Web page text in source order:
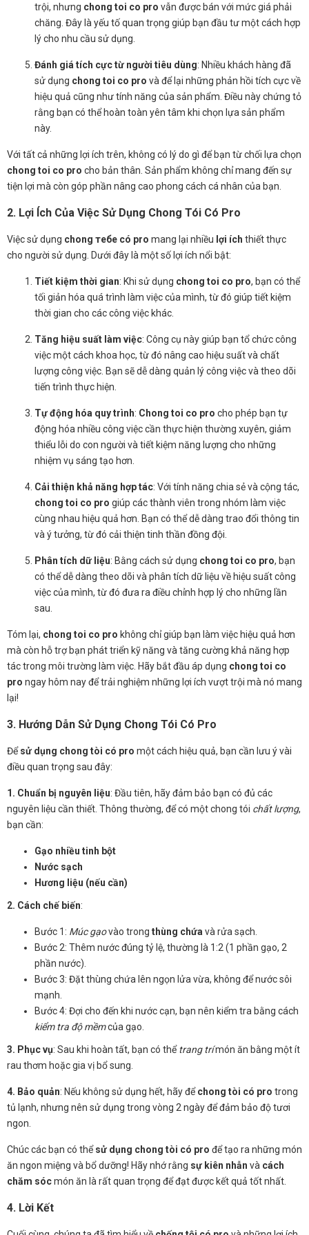
trội, nhưng chong toi co pro vẫn được bán với mức giá phải
chăng. Đây là yếu tố quan trọng giúp bạn đầu tư một cách hợp
lý cho nhu cầu sử dụng.
Đánh giá tích cực từ người tiêu dùng: Nhiều khách hàng đã
sử dụng chong toi co pro và để lại những phản hồi tích cực về
hiệu quả cũng như tính năng của sản phẩm. Điều này chứng tỏ
rằng bạn có thể hoàn toàn yên tâm khi chọn lựa sản phẩm
này.
Với tất cả những lợi ích trên, không có lý do gì để bạn từ chối lựa chọn
chong toi co pro cho bản thân. Sản phẩm không chỉ mang đến sự
tiện lợi mà còn góp phần nâng cao phong cách cá nhân của bạn.
2. Lợi Ích Của Việc Sử Dụng Chong Tói Có Pro
Việc sử dụng chong тебе có pro mang lại nhiều lợi ích thiết thực
cho người sử dụng. Dưới đây là một số lợi ích nổi bật:
Tiết kiệm thời gian: Khi sử dụng chong toi co pro, bạn có thể
tối giản hóa quá trình làm việc của mình, từ đó giúp tiết kiệm
thời gian cho các công việc khác.
Tăng hiệu suất làm việc: Công cụ này giúp bạn tổ chức công
việc một cách khoa học, từ đó nâng cao hiệu suất và chất
lượng công việc. Bạn sẽ dễ dàng quản lý công việc và theo dõi
tiến trình thực hiện.
Tự động hóa quy trình: Chong toi co pro cho phép bạn tự
động hóa nhiều công việc cần thực hiện thường xuyên, giảm
thiểu lỗi do con người và tiết kiệm năng lượng cho những
nhiệm vụ sáng tạo hơn.
Cải thiện khả năng hợp tác: Với tính năng chia sẻ và cộng tác,
chong toi co pro giúp các thành viên trong nhóm làm việc
cùng nhau hiệu quả hơn. Bạn có thể dễ dàng trao đổi thông tin
và ý tưởng, từ đó cải thiện tinh thần đồng đội.
Phân tích dữ liệu: Bằng cách sử dụng chong toi co pro, bạn
có thể dễ dàng theo dõi và phân tích dữ liệu về hiệu suất công
việc của mình, từ đó đưa ra điều chỉnh hợp lý cho những lần
sau.
Tóm lại, chong toi co pro không chỉ giúp bạn làm việc hiệu quả hơn
mà còn hỗ trợ bạn phát triển kỹ năng và tăng cường khả năng hợp
tác trong môi trường làm việc. Hãy bắt đầu áp dụng chong toi co
pro ngay hôm nay để trải nghiệm những lợi ích vượt trội mà nó mang
lại!
3. Hướng Dẫn Sử Dụng Chong Tói Có Pro
Đểsử dụng chong tòi có pro một cách hiệu quả, bạn cần lưu ý vài
điều quan trọng sau đây:
1. Chuẩn bị nguyên liệu: Đầu tiên, hãy đảm bảo bạn có đủ các
nguyên liệu cần thiết. Thông thường, để có một chong tói chất lượng,
bạn cần:
Gạo nhiều tinh bột
Nước sạch
Hương liệu (nếu cần)
2. Cách chế biến:
Bước 1: Múc gạovào trong thùng chứa và rửa sạch.
Bước 2: Thêm nước đúng tỷ lệ, thường là 1:2 (1 phần gạo, 2
phần nước).
Bước 3: Đặt thùng chứa lên ngọn lửa vừa, không để nước sôi
mạnh.
Bước 4: Đợi cho đến khi nước cạn, bạn nên kiểm tra bằng cách
kiểm tra độ mềmcủa gạo.
3. Phục vụ: Sau khi hoàn tất, bạn có thểtrang trímón ăn bằng một ít
rau thơm hoặc gia vị bổ sung.
4. Bảo quản: Nếu không sử dụng hết, hãy đểchong tòi có pro trong
tủ lạnh, nhưng nên sử dụng trong vòng 2 ngày để đảm bảo độ tươi
ngon.
Chúc các bạn có thểsử dụng chong tòi có pro để tạo ra những món
ăn ngon miệng và bổ dưỡng! Hãy nhớ rằng sự kiên nhẫn và cách
chăm sócmón ăn là rất quan trọng để đạt được kết quả tốt nhất.
4. Lời Kết